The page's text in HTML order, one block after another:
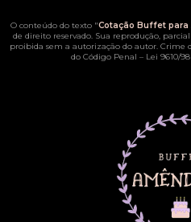
O conteúdo do texto "Cotação Buffet para
de direito reservado. Sua reprodução,
proibida sem a autorização do autor. Crime
do Código Penal – Lei 9610/